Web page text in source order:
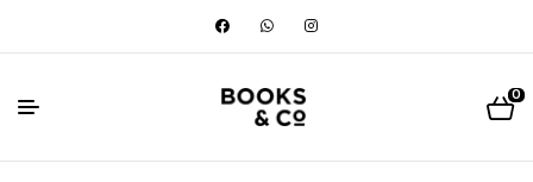
0